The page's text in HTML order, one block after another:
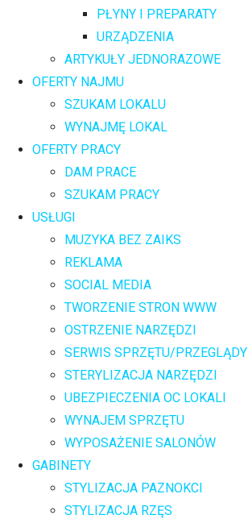
PŁYNY I PREPARATY
URZĄDZENIA
ARTYKUŁY JEDNORAZOWE
OFERTY NAJMU
SZUKAM LOKALU
WYNAJMĘ LOKAL
OFERTY PRACY
DAM PRACE
SZUKAM PRACY
USŁUGI
MUZYKA BEZ ZAIKS
REKLAMA
SOCIAL MEDIA
TWORZENIE STRON WWW
OSTRZENIE NARZĘDZI
SERWIS SPRZĘTU/PRZEGLĄDY
STERYLIZACJA NARZĘDZI
UBEZPIECZENIA OC LOKALI
WYNAJEM SPRZĘTU
WYPOSAŻENIE SALONÓW
GABINETY
STYLIZACJA PAZNOKCI
STYLIZACJA RZĘS